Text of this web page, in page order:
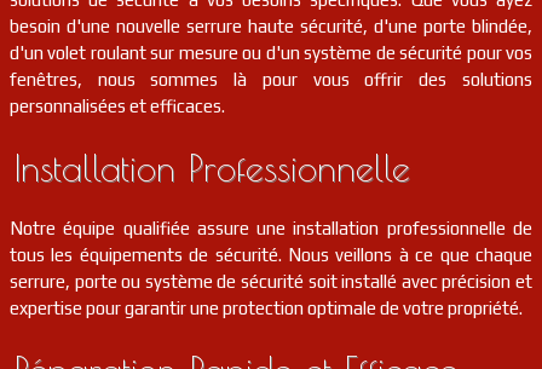
besoin d'une nouvelle serrure haute sécurité, d'une porte blindée,
d'un volet roulant sur mesure ou d'un système de sécurité pour vos
fenêtres, nous sommes là pour vous offrir des solutions
personnalisées et efficaces.
Installation Professionnelle
Notre équipe qualifiée assure une installation professionnelle de
tous les équipements de sécurité. Nous veillons à ce que chaque
serrure, porte ou système de sécurité soit installé avec précision et
expertise pour garantir une protection optimale de votre propriété.